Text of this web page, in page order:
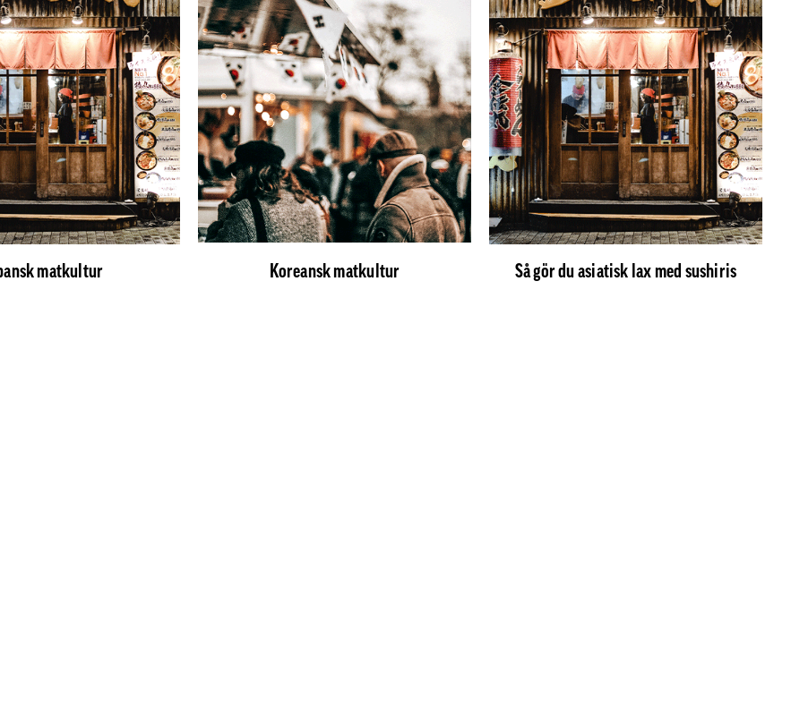
matkultur Koreansk matkultur Så gör du asiatisk lax med sushiris